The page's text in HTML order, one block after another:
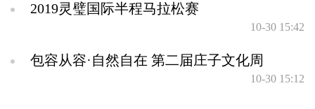
2019灵璧国际半程马拉松赛
10-30 15:42
包容从容·自然自在 第二届庄子文化周
10-30 15:12